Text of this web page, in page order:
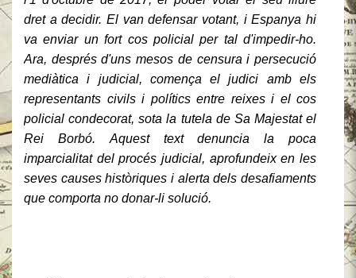
dret a decidir. El van defensar votant, i Espanya hi
va enviar un fort cos policial per tal d'impedir-ho.
Ara, després d'uns mesos de censura i persecució
mediàtica i judicial, comença el judici amb els
representants civils i polítics entre reixes i el cos
policial condecorat, sota la tutela de Sa Majestat el
Rei Borbó.
Aquest text denuncia la poca
imparcialitat del procés judicial, aprofundeix en les
seves causes històriques i alerta dels desafiaments
que comporta no donar-li solució.